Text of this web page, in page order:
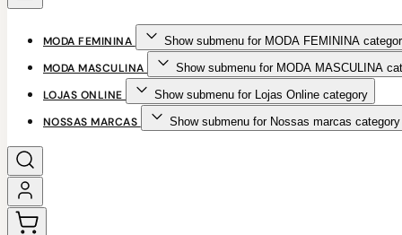
MODA FEMININA Show submenu for MODA FEMININA
MODA MASCULINA Show submenu for MODA MASCULINA
LOJAS ONLINE Show submenu for Lojas Online category
NOSSAS MARCAS Show submenu for Nossas marcas category